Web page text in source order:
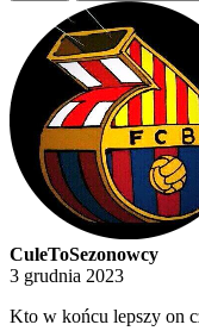
CuleToSezonowcy
3 grudnia 2023
Kto w końcu lepszy on